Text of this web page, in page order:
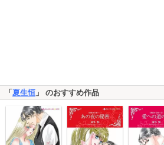
「夏生恒 」 のおすすめ作品